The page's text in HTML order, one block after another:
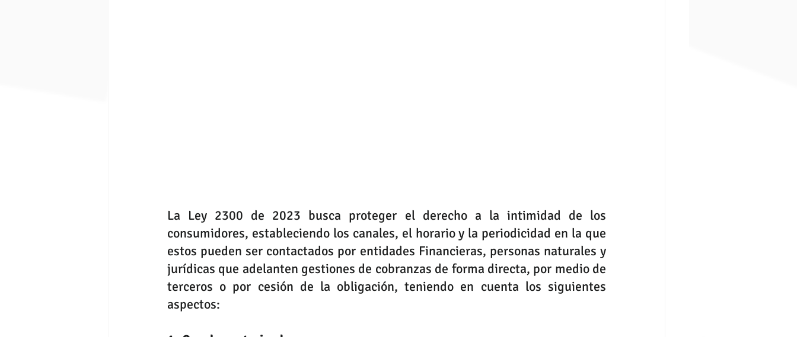
La Ley 2300 de 2023 busca proteger el derecho a la intimidad de los
consumidores, estableciendo los canales, el horario y la periodicidad en la que
estos pueden ser contactados por entidades Financieras, personas naturales y
jurídicas que adelanten gestiones de cobranzas de forma directa, por medio de
terceros o por cesión de la obligación, teniendo en cuenta los siguientes
aspectos: